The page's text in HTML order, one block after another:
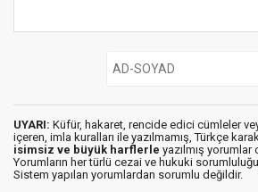
UYARI: Küfür, hakaret, rencide edici cümleler
içeren, imla kuralları ile yazılmamış, Türkçe
isimsiz ve büyük harflerle yazılmış yorumlar
Yorumların her türlü cezai ve hukuki
Sistem yapılan yorumlardan sorumlu değildir.